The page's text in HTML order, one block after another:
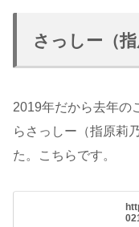
さっしー（
2019年だから去年の
らさっしー（指原莉
た。こちらです。